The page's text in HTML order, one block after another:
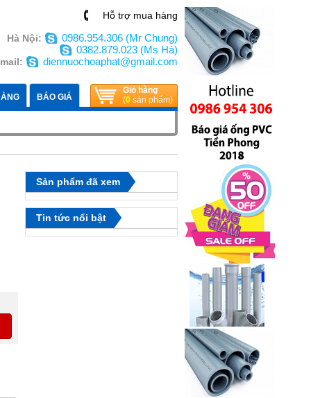
Hỗ trợ mua hàng
Hà Nội:
0986.954.306 (Mr Chung)
0382.879.023 (Ms Hà)
diennuochoaphat@gmail.com
BÁO GIÁ
Giỏ hàng
(0 sản phẩm)
Sản phẩm đã xem
Tin tức nổi bật